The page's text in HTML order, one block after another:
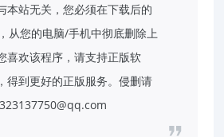
本站无关，您必须在下载后的
从您的电脑/手机中彻底删除上
喜欢该程序，请支持正版软
得到更好的正版服务。侵删请